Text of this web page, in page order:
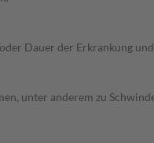
Dauer der Erkrankung
unter anderem zu